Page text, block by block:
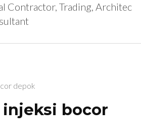
Contractor, Trading, Architec
depok
injeksi bocor